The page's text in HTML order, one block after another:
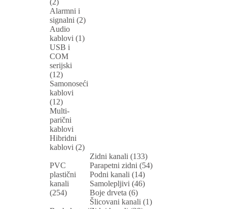
(2)
Alarmni i
signalni (2)
Audio
kablovi (1)
USB i
COM
serijski
(12)
Samonoseći
kablovi
(12)
Multi-
parični
kablovi
Hibridni
kablovi (2)
PVC
plastični
kanali
(254)
Zidni kanali (133)
Parapetni zidni (54)
Podni kanali (14)
Samolepljivi (46)
Boje drveta (6)
Šlicovani kanali (1)